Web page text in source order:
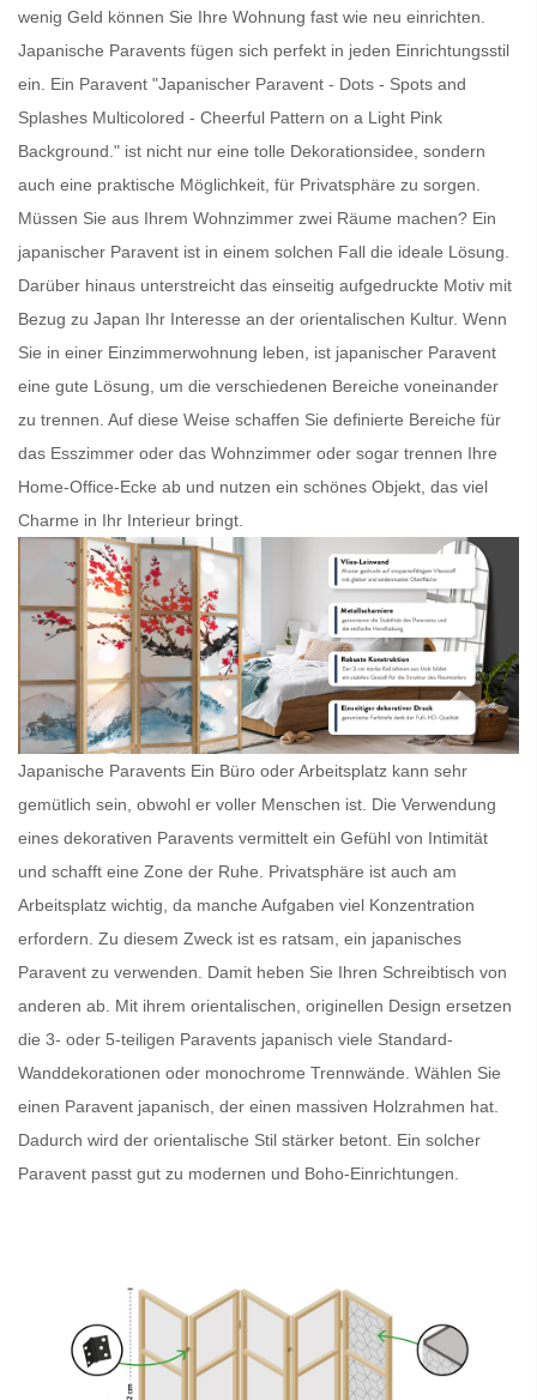
wenig Geld können Sie Ihre Wohnung fast wie neu einrichten.
Japanische Paravents fügen sich perfekt in jeden Einrichtungsstil
ein. Ein Paravent "Japanischer Paravent - Dots - Spots and
Splashes Multicolored - Cheerful Pattern on a Light Pink
Background." ist nicht nur eine tolle Dekorationsidee, sondern
auch eine praktische Möglichkeit, für Privatsphäre zu sorgen.
Müssen Sie aus Ihrem Wohnzimmer zwei Räume machen? Ein
japanischer Paravent ist in einem solchen Fall die ideale Lösung.
Darüber hinaus unterstreicht das einseitig aufgedruckte Motiv mit
Bezug zu Japan Ihr Interesse an der orientalischen Kultur. Wenn
Sie in einer Einzimmerwohnung leben, ist japanischer Paravent
eine gute Lösung, um die verschiedenen Bereiche voneinander
zu trennen. Auf diese Weise schaffen Sie definierte Bereiche für
das Esszimmer oder das Wohnzimmer oder sogar trennen Ihre
Home-Office-Ecke ab und nutzen ein schönes Objekt, das viel
Charme in Ihr Interieur bringt.
Japanische Paravents Ein Büro oder Arbeitsplatz kann sehr
gemütlich sein, obwohl er voller Menschen ist. Die Verwendung
eines dekorativen Paravents vermittelt ein Gefühl von Intimität
und schafft eine Zone der Ruhe. Privatsphäre ist auch am
Arbeitsplatz wichtig, da manche Aufgaben viel Konzentration
erfordern. Zu diesem Zweck ist es ratsam, ein japanisches
Paravent zu verwenden. Damit heben Sie Ihren Schreibtisch von
anderen ab. Mit ihrem orientalischen, originellen Design ersetzen
die 3- oder 5-teiligen Paravents japanisch viele Standard-
Wanddekorationen oder monochrome Trennwände. Wählen Sie
einen Paravent japanisch , der einen massiven Holzrahmen hat.
Dadurch wird der orientalische Stil stärker betont. Ein solcher
Paravent passt gut zu modernen und Boho-Einrichtungen.